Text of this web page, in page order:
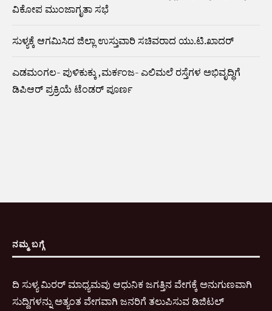
ವಿಕೋಪ ಮುಂಜಾಗೃತಾ ಸಭೆ
ಸುಳ್ಯಕ್ಕೆ ಆಗಮಿಸಿದ ಜಿಲ್ಲಾ ಉಸ್ತುವಾರಿ ಸಚಿವರಾದ ಯು.ಟಿ.ಖಾದರ್
ಎಡಮಂಗಲ- ಪುಳಿಕುಕ್ಕು ,ಮರ್ಕಂಜ- ಎಲಿಮಲೆ ರಸ್ತೆಗಳ ಅಭಿವೃದ್ಧಿಗೆ
ಡಿಪಿಆರ್ ಪ್ರಕ್ರಿಯೆ ಟೆಂಡರ್ ಪೂರ್ಣ
ನಮ್ಮ ಬಗ್ಗೆ
ದಿ ಸುಳ್ಯ ಮಿರರ್ ಮಾಧ್ಯಮವು ಆಧುನಿಕ ಜಗತ್ತಿನ ವೇಗಕ್ಕೆ ಅನುಗುಣವಾಗಿ
ಸುದ್ದಿಗಳನ್ನು ಅತ್ಯಂತ ವೇಗವಾಗಿ ಜನರಿಗೆ ತಲುಪಿಸುವ ಡಿಜಿಟಲ್